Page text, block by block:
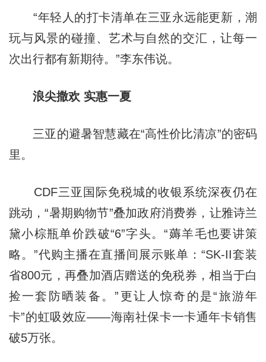
“年轻人的打卡清单在三亚永远能更新，潮
玩与风景的碰撞、艺术与自然的交汇，让每一
次出行都有新期待。”李东伟说。
浪尖撒欢 实惠一夏
三亚的避暑智慧藏在“高性价比清凉”的密码
里。
CDF三亚国际免税城的收银系统深夜仍在
跳动，“暑期购物节”叠加政府消费券，让雅诗兰
黛小棕瓶单价跌破“6”字头。“薅羊毛也要讲策
略。”代购主播在直播间展示账单：“SK-II套装
省800元，再叠加酒店赠送的免税券，相当于白
捡一套防晒装备。”更让人惊奇的是“旅游年
卡”的虹吸效应——海南社保卡一卡通年卡销售
破5万张。